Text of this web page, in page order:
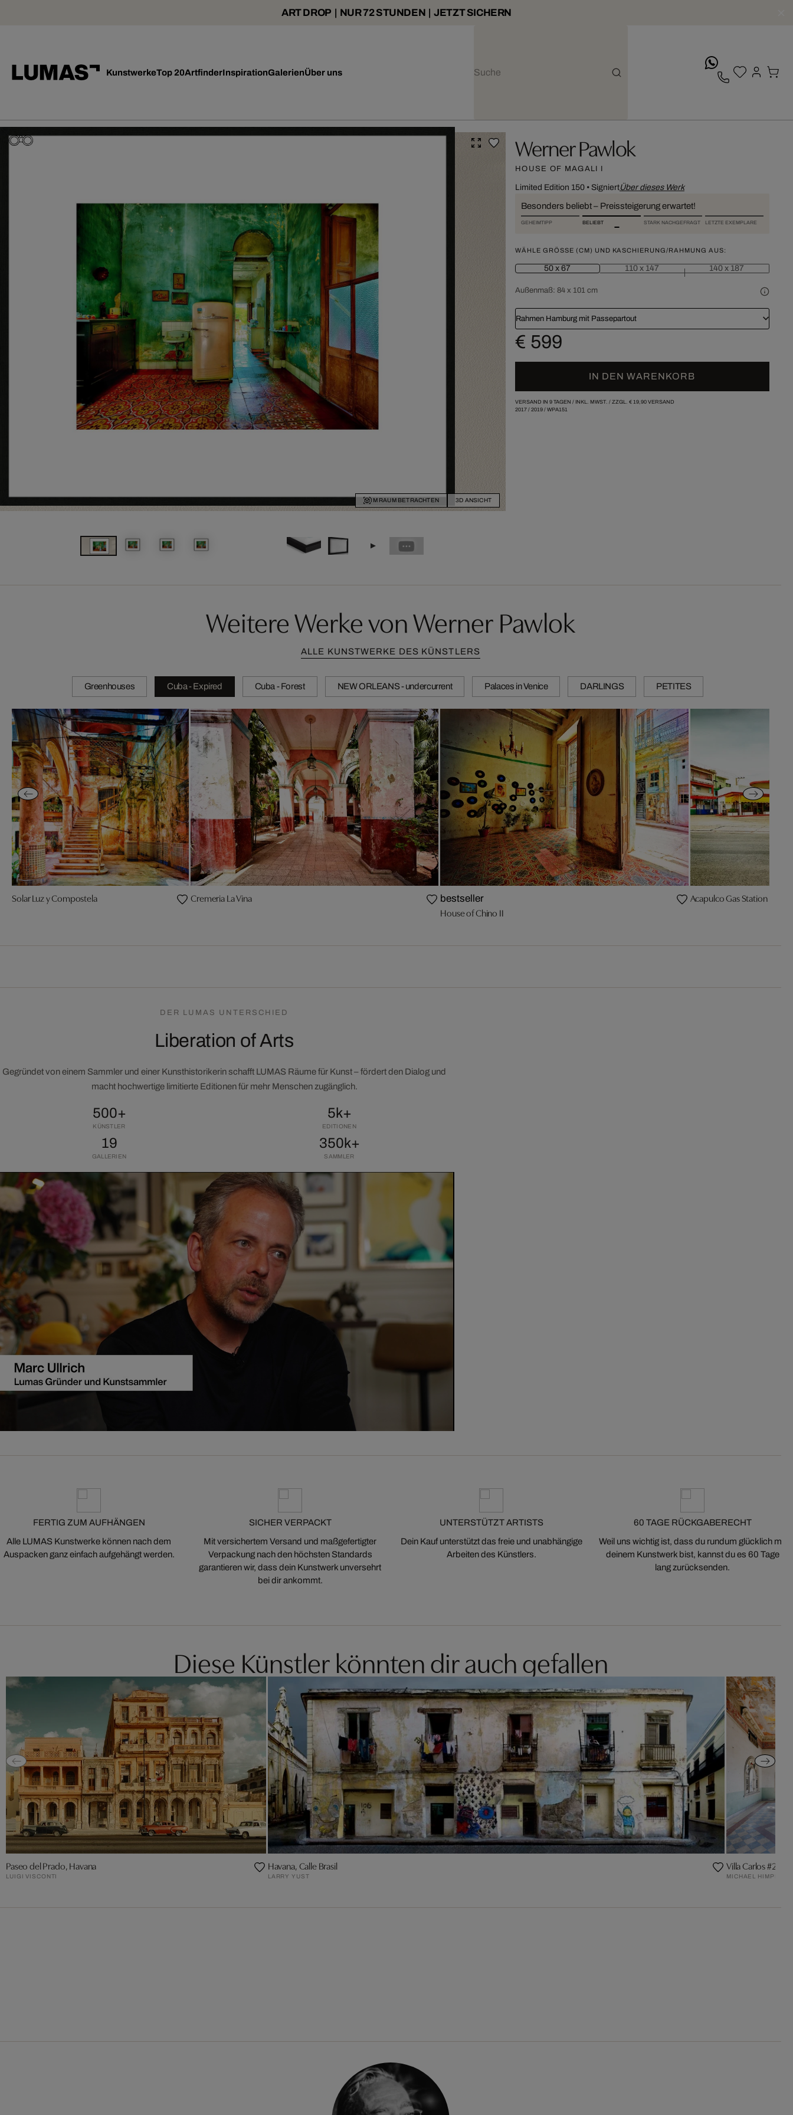
ART DROP | NUR 72 STUNDEN | JETZT SICHERN
KunstwerkeTop 20ArtfinderInspirationGalerienÜber uns
IM RAUM BETRACHTEN 3D ANSICHT
Werner Pawlok
HOUSE OF MAGALI I
Limited Edition 150• SigniertÜber dieses Werk
Besonders beliebt – Preissteigerung erwartet!
GEHEIMTIPP BELIEBT STARK NACHGEFRAGT LETZTE EXEMPLARE
WÄHLE GRÖSSE (CM) UND KASCHIERUNG/RAHMUNG AUS:
50 x 67 110 x 147 140 x 187
Außenmaß: 84 x 101 cm
Rahmen Hamburg mit Passepartout
€ 599
IN DEN WARENKORB
VERSAND IN 9 TAGEN / INKL. MWST. / ZZGL. € 19,90VERSAND
2017/ 2019/ WPA151
Weitere Werke von Werner Pawlok
ALLE KUNSTWERKE DES KÜNSTLERS
Greenhouses Cuba - Expired Cuba - Forest NEW ORLEANS - undercurrent Palaces in Venice DARLINGS PETITES
Solar Luz y Compostela Cremeria La Vina bestseller
House of Chino II
Acapulco Gas Station
DER LUMAS UNTERSCHIED
Liberation of Arts
Gegründet von einem Sammler und einer Kunsthistorikerin schafft LUMAS Räume für Kunst – fördert den Dialog und
macht hochwertige limitierte Editionen für mehr Menschen zugänglich.
500+
KÜNSTLER
5k+
EDITIONEN
19
GALLERIEN
350k+
SAMMLER
FERTIG ZUM AUFHÄNGEN
Alle LUMAS Kunstwerke können nach dem
Auspacken ganz einfach aufgehängt werden.
SICHER VERPACKT
Mit versichertem Versand und maßgefertigter
Verpackung nach den höchsten Standards
garantieren wir, dass dein Kunstwerk unversehrt
bei dir ankommt.
UNTERSTÜTZT ARTISTS
Dein Kauf unterstützt das freie und unabhängige
Arbeiten des Künstlers.
60 TAGE RÜCKGABERECHT
Weil uns wichtig ist, dass du rundum glücklich mit
deinem Kunstwerk bist, kannst du es 60 Tage
lang zurücksenden.
Diese Künstler könnten dir auch gefallen
Paseo del Prado, Havana
LUIGI VISCONTI
Havana, Calle Brasil
LARRY YUST
Villa Carlos #2
MICHAEL HIMPEL